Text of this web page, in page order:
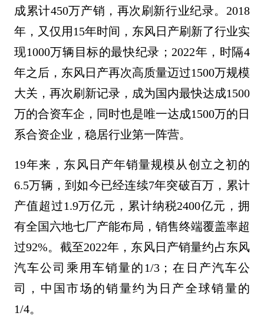
成累计450万产销，再次刷新行业纪录。2018
年，又仅用15年时间，东风日产刷新了行业实
现1000万辆目标的最快纪录；2022年，时隔4
年之后，东风日产再次高质量迈过1500万规模
大关，再次刷新记录，成为国内最快达成1500
万的合资车企，同时也是唯一达成1500万的日
系合资企业，稳居行业第一阵营。
19年来，东风日产年销量规模从创立之初的
6.5万辆，到如今已经连续7年突破百万，累计
产值超过1.9万亿元，累计纳税2400亿元，拥
有全国六地七厂产能布局，销售终端覆盖率超
过92%。截至2022年，东风日产销量约占东风
汽车公司乘用车销量的1/3；在日产汽车公
司，中国市场的销量约为日产全球销量的
1/4。